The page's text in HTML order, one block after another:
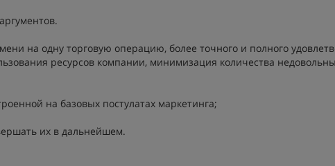
на одну торговую операцию, более точного и полного
ресурсов компании, минимизация количества
на базовых постулатах маркетинга;
их в дальнейшем.